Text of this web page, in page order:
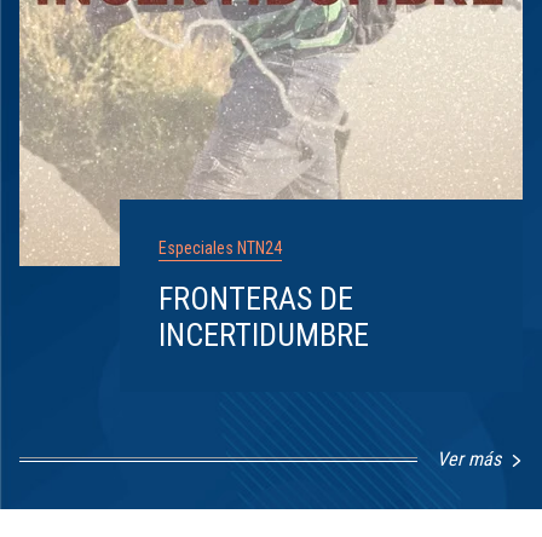
Especiales NTN24
FRONTERAS DE
INCERTIDUMBRE
Ver más
1